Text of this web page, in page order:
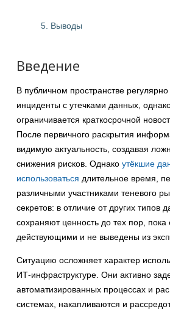
5. Выводы
Введение
В публичном пространстве
инциденты с утечками данных,
ограничивается краткосрочной
После первичного раскрытия
видимую актуальность, создавая
снижения рисков. Однако утёкшие
использоваться длительное время,
различными участниками теневого
секретов: в отличие от других типов
сохраняют ценность до тех пор, пока
действующими и не выведены из
Ситуацию осложняет характер
ИТ-инфраструктуре. Они активно
автоматизированных процессах и
системах, накапливаются и